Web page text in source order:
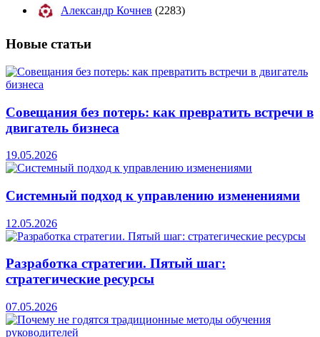
Александр Кочнев (2283)
Новые статьи
Совещания без потерь: как превратить встречи в
двигатель бизнеса
19.05.2026
Системный подход к управлению изменениями
12.05.2026
Разработка стратегии. Пятый шаг:
стратегические ресурсы
07.05.2026